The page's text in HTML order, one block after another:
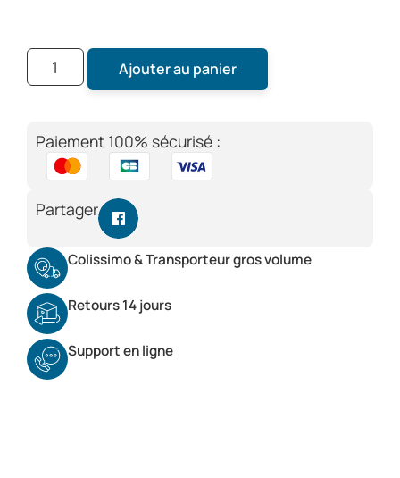
Ajouter au panier
Paiement 100% sécurisé :
Partager
Colissimo & Transporteur gros volume
Retours 14 jours
Support en ligne